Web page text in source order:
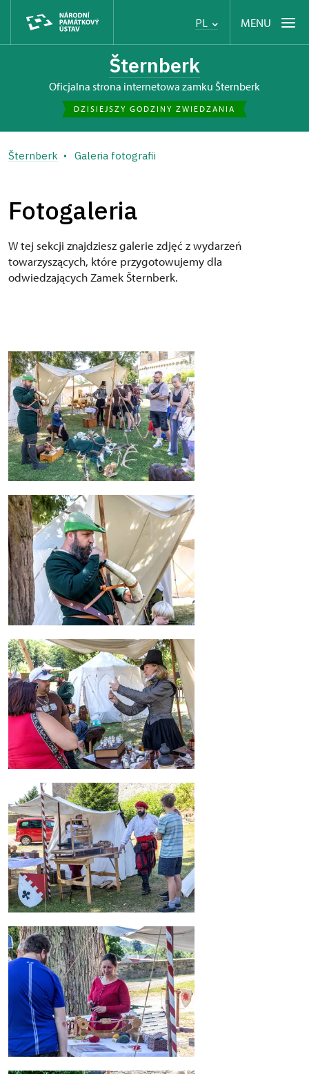
PL MENU
Šternberk
Oficjalna strona internetowa zamku Šternberk
DZISIEJSZY GODZINY ZWIEDZANIA
Šternberk Galeria fotografii
Fotogaleria
W tej sekcji znajdziesz galerie zdjęć z wydarzeń
towarzyszących, które przygotowujemy dla
odwiedzających Zamek Šternberk.